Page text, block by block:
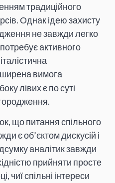
традиційного
Однак ідею захисту
не завжди легко
активного
вимога
лівих є по суті
що питання спільного
є об’єктом дискусій і
аналітик завжди
прийняти просте
чиї спільні інтереси